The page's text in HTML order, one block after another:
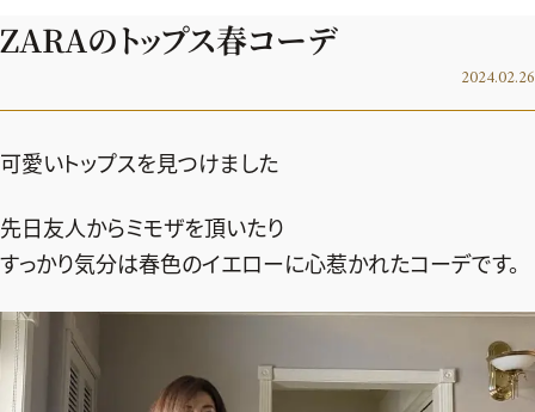
2026年9月号
デジタル版
購入
SHOPPING
エクラプレミアム通販
売れ筋ランキング
ZARAのトップス春コーデ
2024.02.26
可愛いトップスを見つけました
先日友人からミモザを頂いたり
すっかり気分は春色のイエローに心惹かれたコーデです。